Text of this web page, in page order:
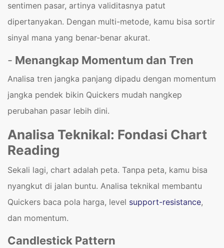
sentimen pasar, artinya validitasnya patut
dipertanyakan. Dengan multi-metode, kamu bisa sortir
sinyal mana yang benar-benar akurat.
- Menangkap Momentum dan Tren
Analisa tren jangka panjang dipadu dengan momentum
jangka pendek bikin Quickers mudah nangkep
perubahan pasar lebih dini.
Analisa Teknikal: Fondasi Chart
Reading
Sekali lagi, chart adalah peta. Tanpa peta, kamu bisa
nyangkut di jalan buntu. Analisa teknikal membantu
Quickers baca pola harga, level support-resistance,
dan momentum.
Candlestick Pattern